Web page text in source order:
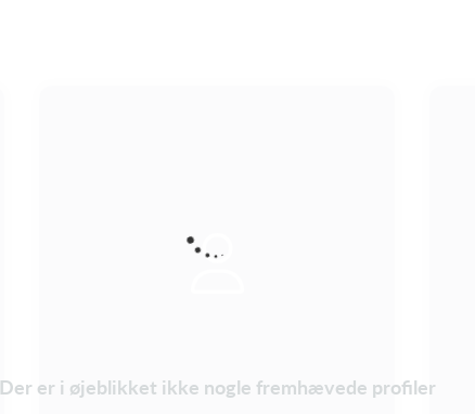
Der er i øjeblikket ikke nogle fremhævede profiler